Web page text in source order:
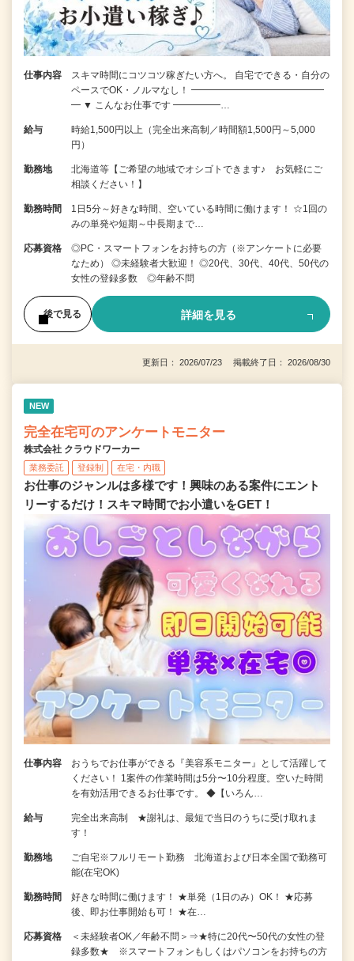
仕事内容
スキマ時間にコツコツ稼ぎたい方へ。 自宅でできる・自分の
ペースでOK・ノルマなし！ ━━━━━━━━━━━━━━
━ ▼ こんなお仕事です ━━━━━…
給与
時給1,500円以上（完全出来高制／時間額1,500円～5,000
円）
勤務地
北海道等【ご希望の地域でオシゴトできます♪ お気軽にご
相談ください！】
勤務時間
1日5分～好きな時間、空いている時間に働けます！ ☆1回の
みの単発や短期～中長期まで…
応募資格
◎PC・スマートフォンをお持ちの方（※アンケートに必要
なため） ◎未経験者大歓迎！ ◎20代、30代、40代、50代の
女性の登録多数 ◎年齢不問
後で見る 詳細を見る
更新日： 2026/07/23 掲載終了日： 2026/08/30
NEW
完全在宅可のアンケートモニター
株式会社 クラウドワーカー
業務委託 登録制 在宅・内職
お仕事のジャンルは多様です！興味のある案件にエント
リーするだけ！スキマ時間でお小遣いをGET！
仕事内容
おうちでお仕事ができる『美容系モニター』として活躍して
ください！ 1案件の作業時間は5分〜10分程度。空いた時間
を有効活用できるお仕事です。 ◆【いろん…
給与
完全出来高制 ★謝礼は、最短で当日のうちに受け取れま
す！
勤務地
ご自宅※フルリモート勤務 北海道および日本全国で勤務可
能(在宅OK)
勤務時間
好きな時間に働けます！ ★単発（1日のみ）OK！ ★応募
後、即お仕事開始も可！ ★在…
応募資格
＜未経験者OK／年齢不問＞⇒★特に20代〜50代の女性の登
録多数★ ※スマートフォンもしくはパソコンをお持ちの方